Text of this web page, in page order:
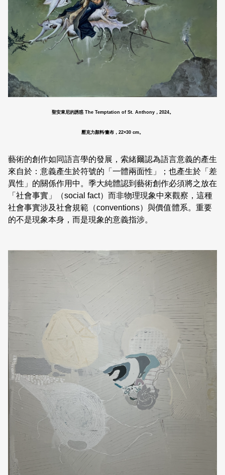
聖安東尼的誘惑 The Temptation of St. Anthony，2024。
壓克力顏料∕畫布，22×30 cm。
藝術的創作如同語言學的發展，索緒爾認為語言意義的產生
來自於：意義產生於符號的「一體兩面性」；也產生於「差
異性」的關係作用中。季大純體認到藝術創作必須將之放在
「社會事實」（social fact）而非物理現象中來觀察，這種
社會事實涉及社會規範（conventions）與價值體系。重要
的不是現象本身，而是現象的意義指涉。